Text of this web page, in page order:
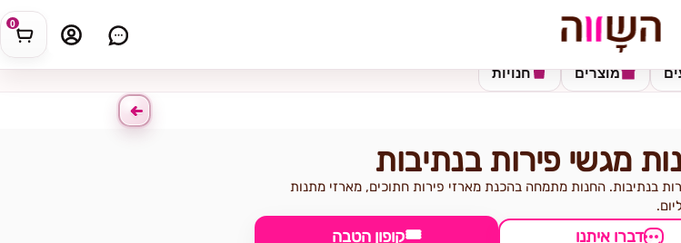
0
חנויות מוצרים
מגשי פירות בנתיבות
בנתיבות. החנות מתמחה בהכנת מארזי פירות חתוכים, מארזי מתנות
דברו איתנו קופון הטבה🎟